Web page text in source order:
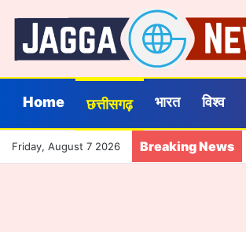
Home छत्तीसगढ़ भारत विश्व
Friday, August 7 2026 Breaking News